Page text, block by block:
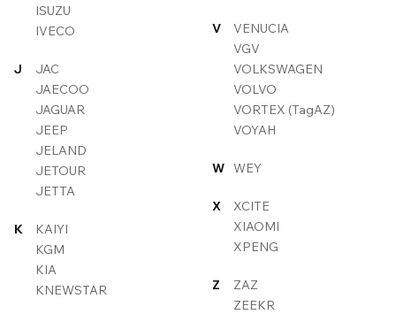
ISUZU
IVECO
J
JAC
JAECOO
JAGUAR
JEEP
JELAND
JETOUR
JETTA
K
KAIYI
KGM
KIA
KNEWSTAR
V
VENUCIA
VGV
VOLKSWAGEN
VOLVO
VORTEX (TagAZ)
VOYAH
W WEY
X
XCITE
XIAOMI
XPENG
Z
ZAZ
ZEEKR